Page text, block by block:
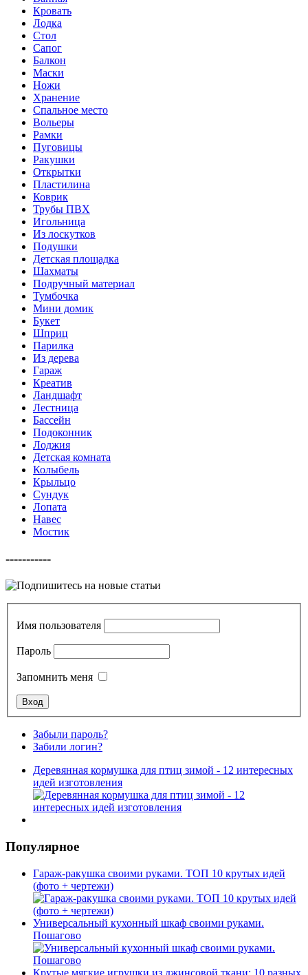
Кровать
Лодка
Стол
Сапог
Балкон
Маски
Ножи
Хранение
Спальное место
Вольеры
Рамки
Пуговицы
Ракушки
Открытки
Пластилина
Коврик
Трубы ПВХ
Игольница
Из лоскутков
Подушки
Детская площадка
Шахматы
Подручный материал
Тумбочка
Мини домик
Букет
Шприц
Парилка
Из дерева
Гараж
Креатив
Ландшафт
Лестница
Бассейн
Подоконник
Лоджия
Детская комната
Колыбель
Крыльцо
Сундук
Лопата
Навес
Мостик
-----------
Имя пользователя
Пароль
Запомнить меня
Забыли пароль?
Забили логин?
Деревянная кормушка для птиц зимой - 12 интересных
идей изготовления
Популярное
Гараж-ракушка своими руками. ТОП 10 крутых идей
(фото + чертежи)
Универсальный кухонный шкаф своими руками.
Пошагово
Крутые мягкие игрушки из джинсовой ткани: 10 разных